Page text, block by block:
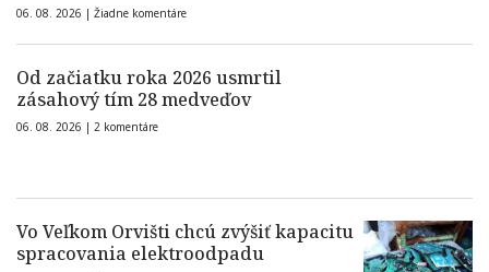
06. 08. 2026 | Žiadne komentáre
Od začiatku roka 2026 usmrtil
zásahový tím 28 medveďov
06. 08. 2026 | 2 komentáre
Vo Veľkom Orvišti chcú zvýšiť kapacitu
spracovania elektroodpadu